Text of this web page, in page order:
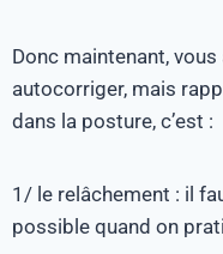
Donc maintenant,
autocorriger, mais
dans la posture, c’est :
1/ le relâchement : il
possible quand on